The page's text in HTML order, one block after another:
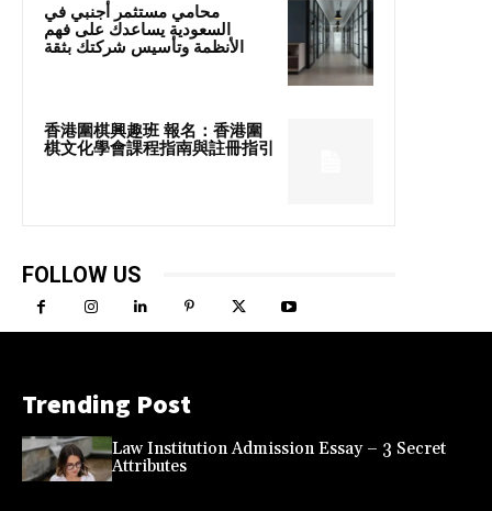
محامي مستثمر أجنبي في
السعودية يساعدك على فهم
الأنظمة وتأسيس شركتك بثقة
香港圍棋興趣班 報名：香港圍
棋文化學會課程指南與註冊指引
FOLLOW US
Trending Post
Law Institution Admission Essay – 3 Secret
Attributes